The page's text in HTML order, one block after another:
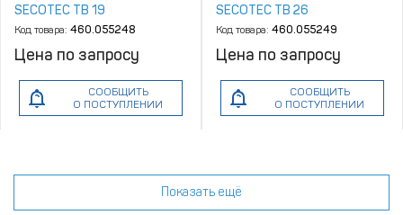
SECOTEC TВ 19
Код товара: 460.055248
Цена по запросу
СООБЩИТЬ
О ПОСТУПЛЕНИИ
SECOTEC TВ 26
Код товара: 460.055249
Цена по запросу
СООБЩИТЬ
О ПОСТУПЛЕНИИ
Показать ещё